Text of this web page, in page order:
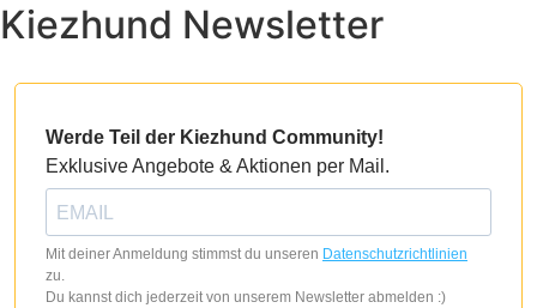
Kiezhund Newsletter
Werde Teil der Kiezhund Community!
Exklusive Angebote & Aktionen per Mail.
Mit deiner Anmeldung stimmst du unseren Datenschutzrichtlinien
zu.
Du kannst dich jederzeit von unserem Newsletter abmelden :)